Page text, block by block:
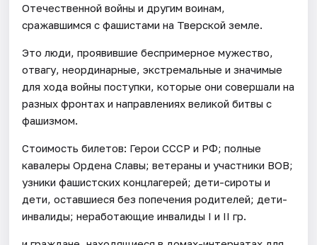
Отечественной войны и другим воинам,
сражавшимся с фашистами на Тверской земле.
Это люди, проявившие беспримерное мужество,
отвагу, неординарные, экстремальные и значимые
для хода войны поступки, которые они совершали на
разных фронтах и направлениях великой битвы с
фашизмом.
Стоимость билетов: Герои СССР и РФ; полные
кавалеры Ордена Славы; ветераны и участники ВОВ;
узники фашистских концлагерей; дети-сироты и
дети, оставшиеся без попечения родителей; дети-
инвалиды; неработающие инвалиды I и II гр.